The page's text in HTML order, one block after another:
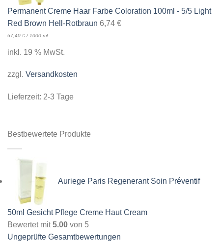
Permanent Creme Haar Farbe Coloration 100ml - 5/5 Light
Red Brown Hell-Rotbraun 6,74 €
67,40 € / 1000 ml
inkl. 19 % MwSt.
zzgl. Versandkosten
Lieferzeit: 2-3 Tage
Bestbewertete Produkte
Auriege Paris Regenerant Soin Préventif
50ml Gesicht Pflege Creme Haut Cream
Bewertet mit5.00 von 5
Ungeprüfte Gesamtbewertungen